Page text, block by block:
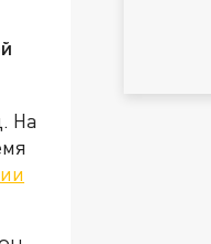
На